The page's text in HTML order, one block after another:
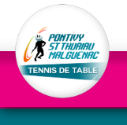
Panneau de gestion